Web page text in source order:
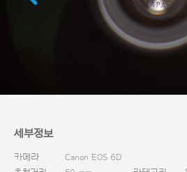
세부정보
카메라
Canon EOS 6D